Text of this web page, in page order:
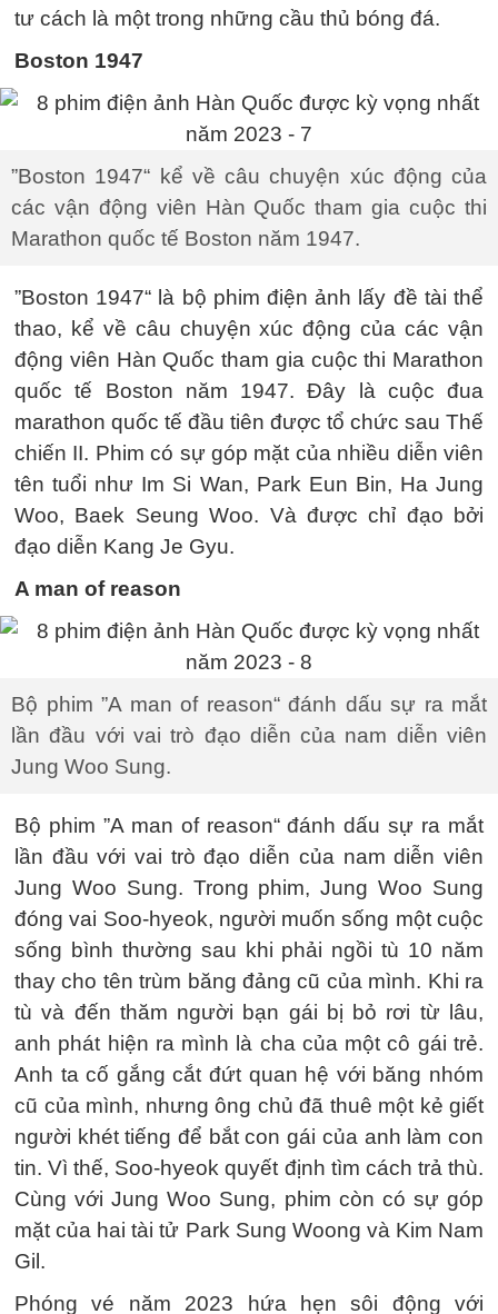
tư cách là một trong những cầu thủ bóng đá.
Boston 1947
”Boston 1947“ kể về câu chuyện xúc động của
các vận động viên Hàn Quốc tham gia cuộc thi
Marathon quốc tế Boston năm 1947.
”Boston 1947“ là bộ phim điện ảnh lấy đề tài thể
thao, kể về câu chuyện xúc động của các vận
động viên Hàn Quốc tham gia cuộc thi Marathon
quốc tế Boston năm 1947. Đây là cuộc đua
marathon quốc tế đầu tiên được tổ chức sau Thế
chiến II. Phim có sự góp mặt của nhiều diễn viên
tên tuổi như Im Si Wan, Park Eun Bin, Ha Jung
Woo, Baek Seung Woo. Và được chỉ đạo bởi
đạo diễn Kang Je Gyu.
A man of reason
Bộ phim ”A man of reason“ đánh dấu sự ra mắt
lần đầu với vai trò đạo diễn của nam diễn viên
Jung Woo Sung.
Bộ phim ”A man of reason“ đánh dấu sự ra mắt
lần đầu với vai trò đạo diễn của nam diễn viên
Jung Woo Sung. Trong phim, Jung Woo Sung
đóng vai Soo-hyeok, người muốn sống một cuộc
sống bình thường sau khi phải ngồi tù 10 năm
thay cho tên trùm băng đảng cũ của mình. Khi ra
tù và đến thăm người bạn gái bị bỏ rơi từ lâu,
anh phát hiện ra mình là cha của một cô gái trẻ.
Anh ta cố gắng cắt đứt quan hệ với băng nhóm
cũ của mình, nhưng ông chủ đã thuê một kẻ giết
người khét tiếng để bắt con gái của anh làm con
tin. Vì thế, Soo-hyeok quyết định tìm cách trả thù.
Cùng với Jung Woo Sung, phim còn có sự góp
mặt của hai tài tử Park Sung Woong và Kim Nam
Gil.
Phóng vé năm 2023 hứa hẹn sôi động với